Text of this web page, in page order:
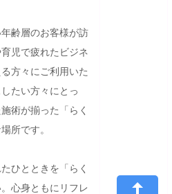
年齢層のお客様が訪
児で疲れたビジネ
方々にご利用いた
たい方々にとっ
術が揃った「らく
所です。
ひとときを「らく
心身ともにリフレ